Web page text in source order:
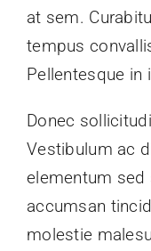
at sem.
tempus
Pellentesque
Donec
Vestibulum ac
elementum
accumsan
molestie